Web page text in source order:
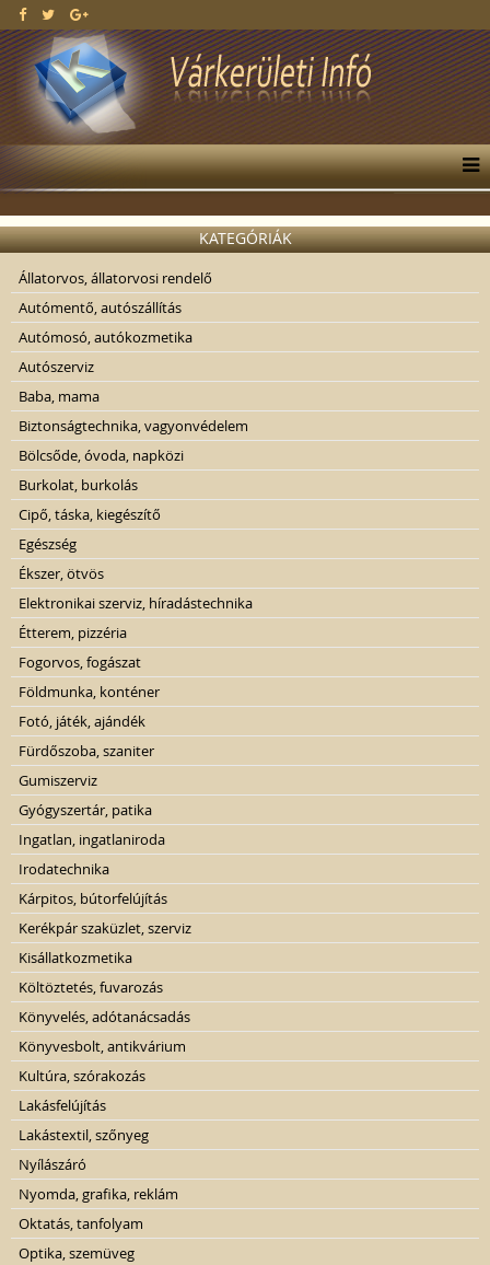
KATEGÓRIÁK
Állatorvos, állatorvosi rendelő
Autómentő, autószállítás
Autómosó, autókozmetika
Autószerviz
Baba, mama
Biztonságtechnika, vagyonvédelem
Bölcsőde, óvoda, napközi
Burkolat, burkolás
Cipő, táska, kiegészítő
Egészség
Ékszer, ötvös
Elektronikai szerviz, híradástechnika
Étterem, pizzéria
Fogorvos, fogászat
Földmunka, konténer
Fotó, játék, ajándék
Fürdőszoba, szaniter
Gumiszerviz
Gyógyszertár, patika
Ingatlan, ingatlaniroda
Irodatechnika
Kárpitos, bútorfelújítás
Kerékpár szaküzlet, szerviz
Kisállatkozmetika
Költöztetés, fuvarozás
Könyvelés, adótanácsadás
Könyvesbolt, antikvárium
Kultúra, szórakozás
Lakásfelújítás
Lakástextil, szőnyeg
Nyílászáró
Nyomda, grafika, reklám
Oktatás, tanfolyam
Optika, szemüveg